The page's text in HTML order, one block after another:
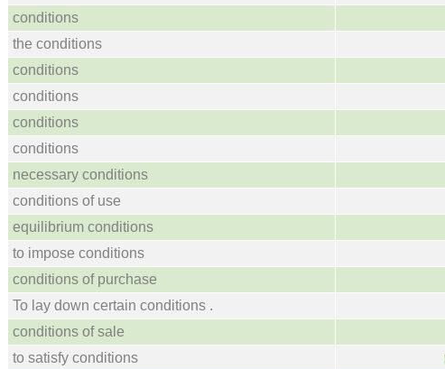
conditions
the conditions
conditions
conditions
conditions
conditions
necessary conditions
conditions of use
equilibrium conditions
to impose conditions
conditions of purchase
To lay down certain conditions .
conditions of sale
to satisfy conditions